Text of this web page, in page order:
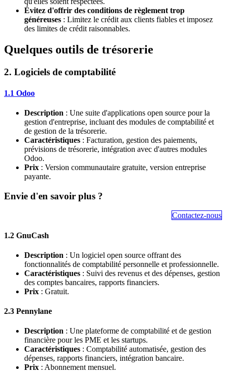
Évitez d'offrir des conditions de règlement trop
généreuses : Limitez le crédit aux clients fiables et imposez
des limites de crédit raisonnables.
Quelques outils de trésorerie
2. Logiciels de comptabilité
1.1 Odoo
Description : Une suite d'applications open source pour la
gestion d'entreprise, incluant des modules de comptabilité et
de gestion de la trésorerie.
Caractéristiques : Facturation, gestion des paiements,
prévisions de trésorerie, intégration avec d'autres modules
Odoo.
Prix : Version communautaire gratuite, version entreprise
payante.
Envie d'en savoir plus ?
Contactez-nous
1.2 GnuCash
Description : Un logiciel open source offrant des
fonctionnalités de comptabilité personnelle et professionnelle.
Caractéristiques : Suivi des revenus et des dépenses, gestion
des comptes bancaires, rapports financiers.
Prix : Gratuit.
2.3 Pennylane
Description : Une plateforme de comptabilité et de gestion
financière pour les PME et les startups.
Caractéristiques : Comptabilité automatisée, gestion des
dépenses, rapports financiers, intégration bancaire.
Prix : Abonnement mensuel.